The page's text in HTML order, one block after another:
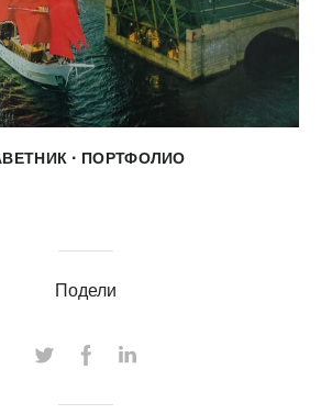
· ПОРТФОЛИО
Подели